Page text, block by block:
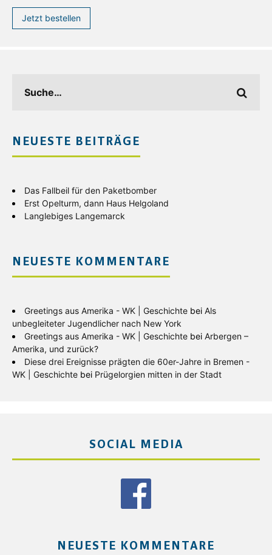
Jetzt bestellen
NEUESTE BEITRÄGE
Das Fallbeil für den Paketbomber
Erst Opelturm, dann Haus Helgoland
Langlebiges Langemarck
NEUESTE KOMMENTARE
Greetings aus Amerika - WK | Geschichte bei Als
unbegleiteter Jugendlicher nach New York
Greetings aus Amerika - WK | Geschichte bei Arbergen –
Amerika, und zurück?
Diese drei Ereignisse prägten die 60er-Jahre in Bremen -
WK | Geschichte bei Prügelorgien mitten in der Stadt
SOCIAL MEDIA
NEUESTE KOMMENTARE